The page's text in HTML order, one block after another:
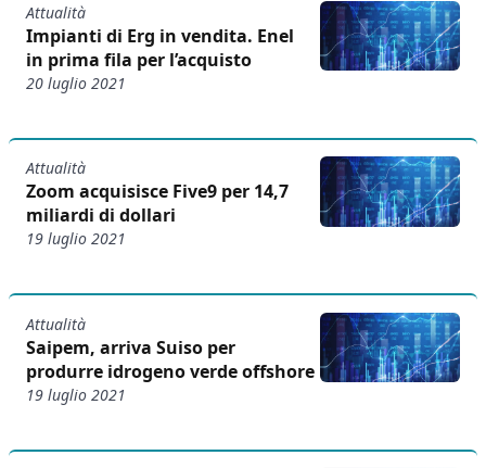
Attualità
Impianti di Erg in vendita. Enel
in prima fila per l’acquisto
20 luglio 2021
Attualità
Zoom acquisisce Five9 per 14,7
miliardi di dollari
19 luglio 2021
Attualità
Saipem, arriva Suiso per
produrre idrogeno verde offshore
19 luglio 2021